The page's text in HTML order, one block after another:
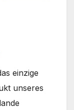
einzige
unseres